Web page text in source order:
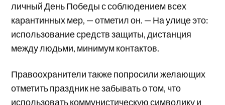
личный День Победы с соблюдением всех
карантинных мер, — отметил он. — На улице это:
использование средств защиты, дистанция
между людьми, минимум контактов.
Правоохранители также попросили желающих
отметить праздник не забывать о том, что
использовать коммунистическую символику и